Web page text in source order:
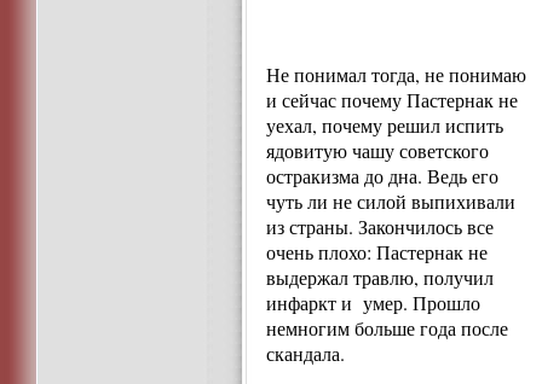
Не понимал тогда, не понимаю
и сейчас почему Пастернак не
уехал, почему решил испить
ядовитую чашу советского
остракизма до дна. Ведь его
чуть ли не силой выпихивали
из страны. Закончилось все
очень плохо: Пастернак не
выдержал травлю, получил
инфаркт и умер. Прошло
немногим больше года после
скандала.